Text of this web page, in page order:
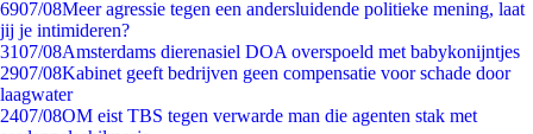
6907/08Meer agressie tegen een andersluidende politieke mening, laat
jij je intimideren?
3107/08Amsterdams dierenasiel DOA overspoeld met babykonijntjes
2907/08Kabinet geeft bedrijven geen compensatie voor schade door
laagwater
2407/08OM eist TBS tegen verwarde man die agenten stak met